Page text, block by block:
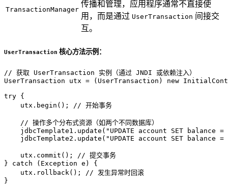
TransactionManager
传播和管理，应用程序通常不直接使
用，而是通过 UserTransaction 间接交
互。
UserTransaction 核心方法示例：
// 获取 UserTransaction 实例（通过 JNDI 或依赖注入）
UserTransaction
utx = (UserTransaction) new
try {
    utx.begin();
// 开始事务
// 操作多个分布式资源（如两个不同数据库）
    jdbcTemplate1.update(
"UPDATE account SET balance
    jdbcTemplate2.update(
"UPDATE account SET balance
    utx.commit();
// 提交事务
} catch (Exception e) {
    utx.rollback();
// 发生异常时回滚
}